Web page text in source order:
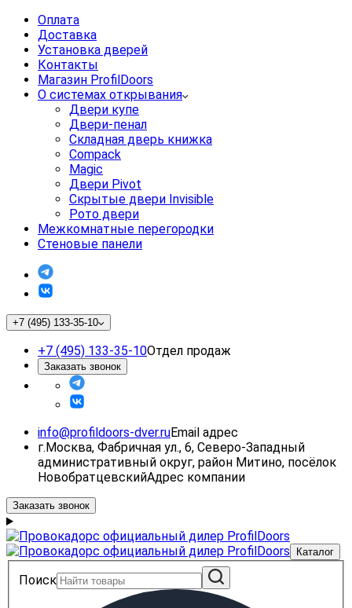
Оплата
Доставка
Установка дверей
Контакты
Магазин ProfilDoors
О системах открывания
Двери купе
Двери-пенал
Складная дверь книжка
Compack
Magic
Двери Pivot
Скрытые двери Invisible
Рото двери
Межкомнатные перегородки
Стеновые панели
+7 (495) 133-35-10
+7 (495) 133-35-10Отдел продаж
Заказать звонок
info@profildoors-dver.ruEmail адрес
г.Москва, Фабричная ул., 6, Северо-Западный
административный округ, район Митино, посёлок
НовобратцевскийАдрес компании
Заказать звонок
Каталог
Поиск